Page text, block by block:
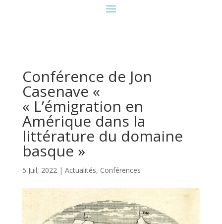
Conférence de Jon
Casenave «
« L’émigration en
Amérique dans la
littérature du domaine
basque »
5 Juil, 2022| Actualités, Conférences